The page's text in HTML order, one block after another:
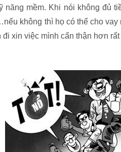
năng mềm. Khi nói không đủ
không thì họ có thể cho
xin việc mình cẩn thận hơn rất